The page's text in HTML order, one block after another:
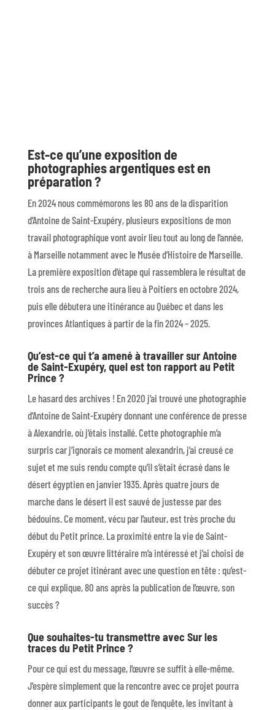
Est-ce qu’une exposition de
photographies argentiques est en
préparation ?
En 2024 nous commémorons les 80 ans de la disparition
d’Antoine de Saint-Exupéry, plusieurs expositions de mon
travail photographique vont avoir lieu tout au long de l’année,
à Marseille notamment avec le Musée d’Histoire de Marseille.
La première exposition d’étape qui rassemblera le résultat de
trois ans de recherche aura lieu à Poitiers en octobre 2024,
puis elle débutera une itinérance au Québec et dans les
provinces Atlantiques à partir de la fin 2024 – 2025.
Qu’est-ce qui t’a amené à travailler sur Antoine
de Saint-Exupéry, quel est ton rapport au Petit
Prince ?
Le hasard des archives ! En 2020 j’ai trouvé une photographie
d’Antoine de Saint-Exupéry donnant une conférence de presse
à Alexandrie, où j’étais installé. Cette photographie m’a
surpris car j’ignorais ce moment alexandrin, j’ai creusé ce
sujet et me suis rendu compte qu’il s’était écrasé dans le
désert égyptien en janvier 1935. Après quatre jours de
marche dans le désert il est sauvé de justesse par des
bédouins. Ce moment, vécu par l’auteur, est très proche du
début du Petit prince. La proximité entre la vie de Saint-
Exupéry et son œuvre littéraire m’a intéressé et j’ai choisi de
débuter ce projet itinérant avec une question en tête : qu’est-
ce qui explique, 80 ans après la publication de l’œuvre, son
succès ?
Que souhaites-tu transmettre avec Sur les
traces du Petit Prince ?
Pour ce qui est du message, l’œuvre se suffit à elle-même.
J’espère simplement que la rencontre avec ce projet pourra
donner aux participants le gout de l’enquête, les invitant à